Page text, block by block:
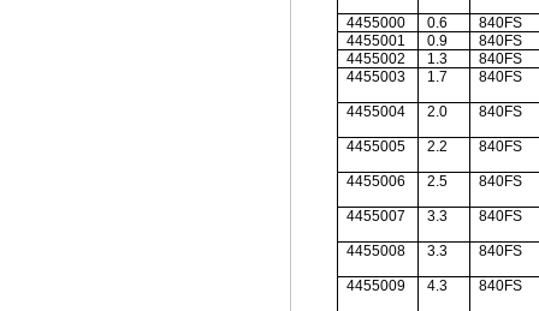
4455000 0.6
840FS
4455001
0.9
840FS
4455002
1.3
840FS
4455003
1.7 840FS
4455004 2.0 840FS
4455005 2.2 840FS
4455006 2.5 840FS
4455007 3.3 840FS
4455008 3.3 840FS
4455009 4.3 840FS